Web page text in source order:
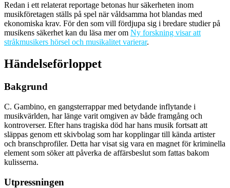
Redan i ett relaterat reportage betonas hur säkerheten inom
musikföretagen ställs på spel när våldsamma hot blandas med
ekonomiska krav. För den som vill fördjupa sig i bredare studier på
musikens säkerhet kan du läsa mer om Ny forskning visar att
stråkmusikers hörsel och musikalitet varierar.
Händelseförloppet
Bakgrund
C. Gambino, en gangsterrappar med betydande inflytande i
musikvärlden, har länge varit omgiven av både framgång och
kontroverser. Efter hans tragiska död har hans musik fortsatt att
släppas genom ett skivbolag som har kopplingar till kända artister
och branschprofiler. Detta har visat sig vara en magnet för kriminella
element som söker att påverka de affärsbeslut som fattas bakom
kulisserna.
Utpressningen